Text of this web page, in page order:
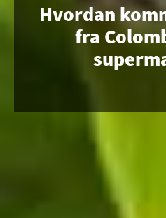
Hvordan
fra